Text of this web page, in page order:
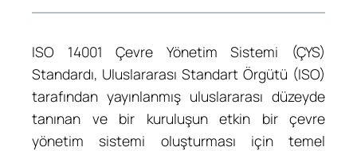
ISO 14001 Çevre Yönetim Sistemi (ÇYS)
Standardı, Uluslararası Standart Örgütü (ISO)
tarafından yayınlanmış uluslararası düzeyde
tanınan ve bir kuruluşun etkin bir çevre
yönetim sistemi oluşturması için temel